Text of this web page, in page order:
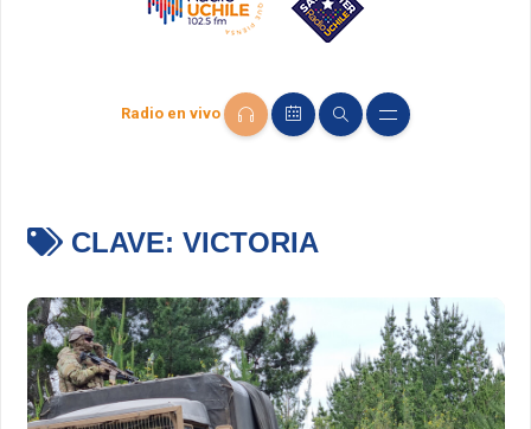
Radio en vivo
CLAVE: VICTORIA